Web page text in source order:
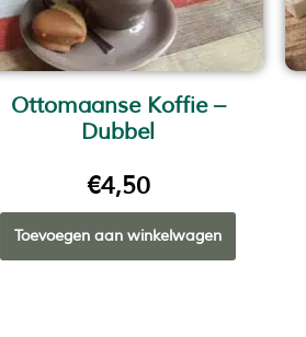
Ottomaanse Koffie –
Dubbel
€4,50
Toevoegen aan winkelwagen